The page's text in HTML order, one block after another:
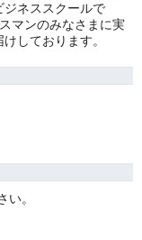
ジネススクールで
マンのみなさまに実
しております。
い。